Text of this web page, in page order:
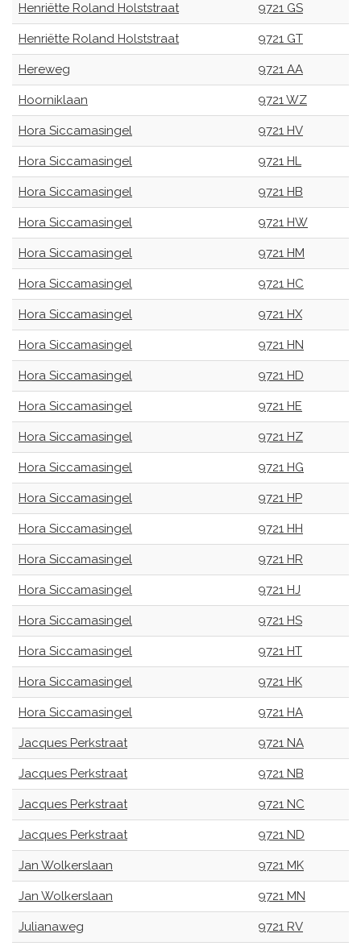
Henriëtte Roland Holststraat 9721 GS
Henriëtte Roland Holststraat 9721 GT
Hereweg 9721 AA
Hoorniklaan 9721 WZ
Hora Siccamasingel 9721 HV
Hora Siccamasingel 9721 HL
Hora Siccamasingel 9721 HB
Hora Siccamasingel 9721 HW
Hora Siccamasingel 9721 HM
Hora Siccamasingel 9721 HC
Hora Siccamasingel 9721 HX
Hora Siccamasingel 9721 HN
Hora Siccamasingel 9721 HD
Hora Siccamasingel 9721 HE
Hora Siccamasingel 9721 HZ
Hora Siccamasingel 9721 HG
Hora Siccamasingel 9721 HP
Hora Siccamasingel 9721 HH
Hora Siccamasingel 9721 HR
Hora Siccamasingel 9721 HJ
Hora Siccamasingel 9721 HS
Hora Siccamasingel 9721 HT
Hora Siccamasingel 9721 HK
Hora Siccamasingel 9721 HA
Jacques Perkstraat 9721 NA
Jacques Perkstraat 9721 NB
Jacques Perkstraat 9721 NC
Jacques Perkstraat 9721 ND
Jan Wolkerslaan 9721 MK
Jan Wolkerslaan 9721 MN
Julianaweg 9721 RV